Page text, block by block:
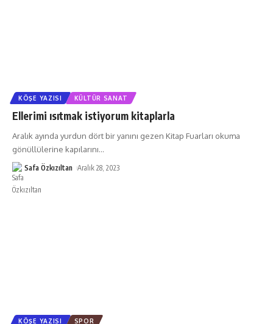
KÖŞE YAZISI KÜLTÜR SANAT
Ellerimi ısıtmak istiyorum kitaplarla
Aralık ayında yurdun dört bir yanını gezen Kitap Fuarları okuma
gönüllülerine kapılarını…
Safa Özkızıltan Aralık 28, 2023
KÖŞE YAZISI SPOR